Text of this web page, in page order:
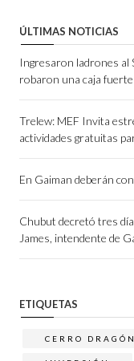
ÚLTIMAS NOTICIAS
Ingresaron ladrones al
robaron una caja fuerte
Trelew: MEF Invita
actividades gratuitas
En Gaiman deberán
Chubut decretó tres
James, intendente de
ETIQUETAS
CERRO DRAGÓN